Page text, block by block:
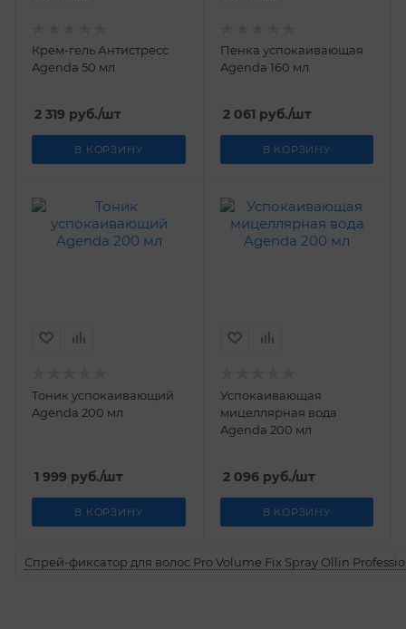
Крем-гель Антистресс
Agenda 50 мл
2 319 руб./шт
В КОРЗИНУ
Пенка успокаивающая
Agenda 160 мл
2 061 руб./шт
В КОРЗИНУ
Тоник успокаивающий
Agenda 200 мл
1 999 руб./шт
В КОРЗИНУ
Успокаивающая
мицеллярная вода
Agenda 200 мл
2 096руб./шт
В КОРЗИНУ
Спрей-фиксатор для волос Pro Volume Fix Spray Ollin